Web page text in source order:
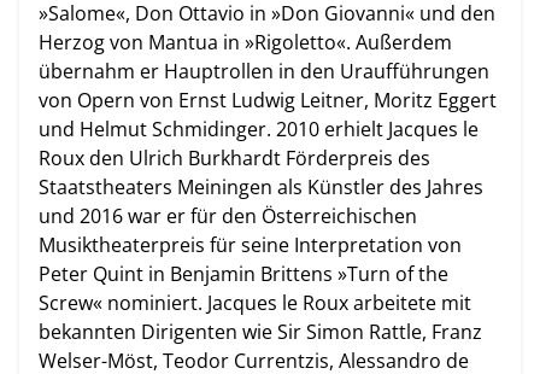
»Salome«, Don Ottavio in »Don Giovanni« und den
Herzog von Mantua in »Rigoletto«. Außerdem
übernahm er Hauptrollen in den Uraufführungen
von Opern von Ernst Ludwig Leitner, Moritz Eggert
und Helmut Schmidinger. 2010 erhielt Jacques le
Roux den Ulrich Burkhardt Förderpreis des
Staatstheaters Meiningen als Künstler des Jahres
und 2016 war er für den Österreichischen
Musiktheaterpreis für seine Interpretation von
Peter Quint in Benjamin Brittens »Turn of the
Screw« nominiert. Jacques le Roux arbeitete mit
bekannten Dirigenten wie Sir Simon Rattle, Franz
Welser-Möst, Teodor Currentzis, Alessandro de